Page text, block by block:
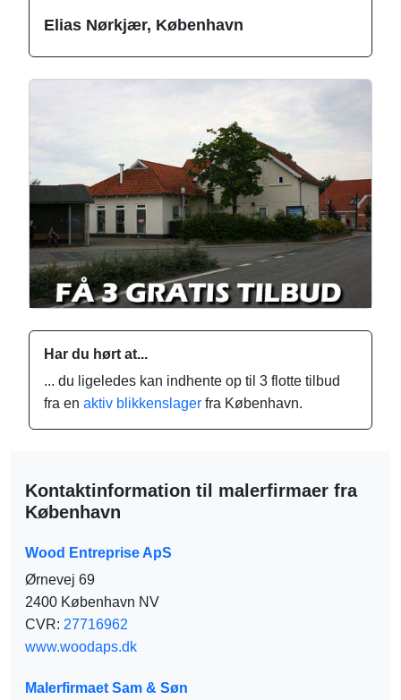
Elias Nørkjær, København
Har du hørt at...
... du ligeledes kan indhente op til 3 flotte tilbud
fra en aktiv blikkenslager fra København.
Kontaktinformation til malerfirmaer fra
København
Wood Entreprise ApS
Ørnevej 69
2400 København NV
CVR: 27716962
www.woodaps.dk
Malerfirmaet Sam & Søn